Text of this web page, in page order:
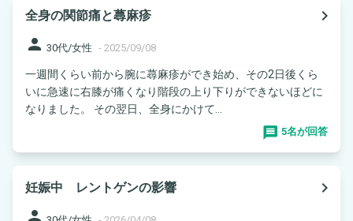
全身の関節痛と蕁麻疹
navigate_next
person 30代/女性 - 2025/09/08
一週間くらい前から腕に蕁麻疹ができ始め、その2日後くら
いに急速に右膝が痛くなり階段の上り下りができないほどに
なりました。 その翌日、全身にかけて...
5名が回答
妊娠中 レントゲンの影響
navigate_next
person